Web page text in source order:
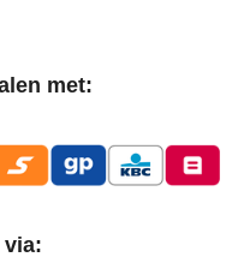
met:
via: